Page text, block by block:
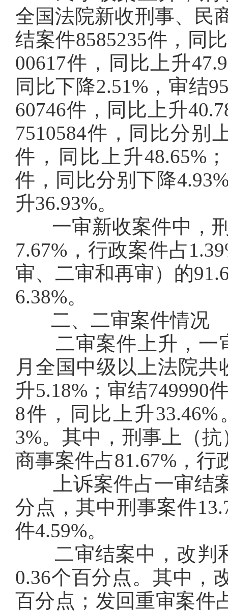
全国法院新收刑事、民
结案件8585235件，同
00617件，同比上升
同比下降2.51%，审结
60746件，同比上升
7510584件，同比分别
件，同比上升48.65%
件，同比分别下降
升36.93%。
一审新收案件中，刑
7.67%，行政案件占
审、二审和再审）的
6.38%。
二、二审案件情况
二审案件上升，一审
月全国中级以上法院共
升5.18%；审结749990
8件，同比上升
3%。其中，刑事上（
商事案件占81.67%，行
上诉案件占一审结案
分点，其中刑事案件
件4.59%。
二审结案中，改判和
0.36个百分点。其中，
百分点；发回重审案件